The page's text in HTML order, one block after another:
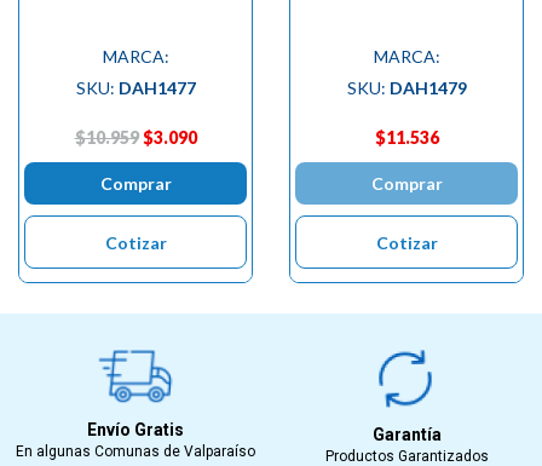
MARCA:
SKU: DAH1477
$10.959 $3.090
Comprar
Cotizar
MARCA:
SKU: DAH1479
$11.536
Comprar
Cotizar
Envío Gratis
En algunas Comunas de Valparaíso
Garantía
Productos Garantizados